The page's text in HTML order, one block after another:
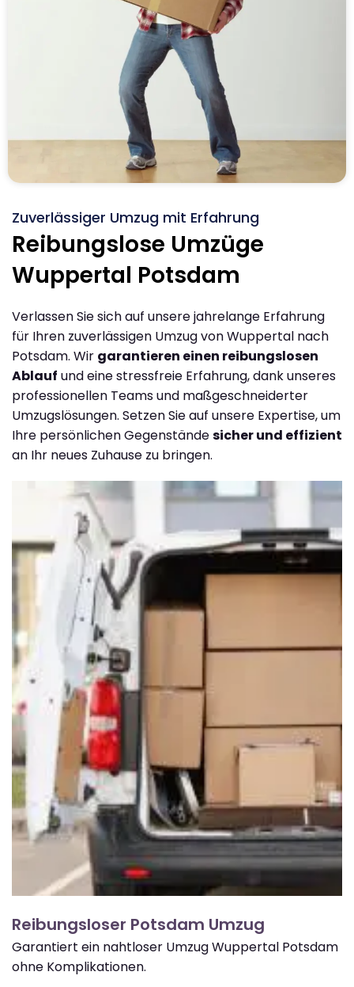
Zuverlässiger Umzug mit Erfahrung
Reibungslose Umzüge
Wuppertal Potsdam
Verlassen Sie sich auf unsere jahrelange Erfahrung
für Ihren zuverlässigen Umzug von Wuppertal nach
Potsdam. Wir garantieren einen reibungslosen
Ablauf und eine stressfreie Erfahrung, dank unseres
professionellen Teams und maßgeschneiderter
Umzugslösungen. Setzen Sie auf unsere Expertise, um
Ihre persönlichen Gegenständesicher und effizient
an Ihr neues Zuhause zu bringen.
Reibungsloser Potsdam Umzug
Garantiert ein nahtloser Umzug Wuppertal Potsdam
ohne Komplikationen.